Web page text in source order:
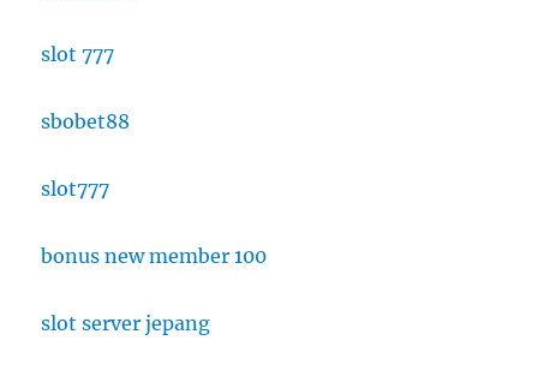
slot 777
sbobet88
slot777
bonus new member 100
slot server jepang